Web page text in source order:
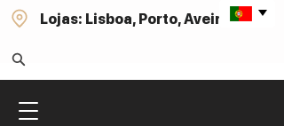
Lojas: Lisboa, Porto, Aveiro